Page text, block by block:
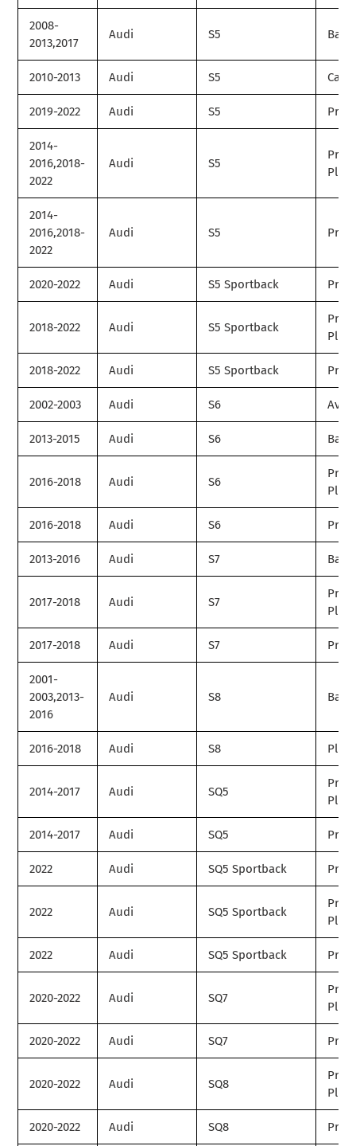
2008-
2013,2017
Audi S5 Base
2010-2013 Audi S5
2019-2022 Audi S5
2014-
2016,2018-
2022
Audi S5
Plus
2014-
2016,2018-
2022
Audi S5
2020-2022 Audi S5 Sportback
2018-2022 Audi S5 Sportback
Plus
2018-2022 Audi S5 Sportback
2002-2003 Audi S6
2013-2015 Audi S6 Base
2016-2018 Audi S6
Plus
2016-2018 Audi S6
2013-2016 Audi S7 Base
2017-2018 Audi S7
Plus
2017-2018 Audi S7
2001-
2003,2013-
2016
Audi S8 Base
2016-2018 Audi S8 Plus
2014-2017 Audi SQ5
Plus
2014-2017 Audi SQ5
2022 Audi SQ5 Sportback
2022 Audi SQ5 Sportback
Plus
2022 Audi SQ5 Sportback
2020-2022 Audi SQ7
Plus
2020-2022 Audi SQ7
2020-2022 Audi SQ8
Plus
2020-2022 Audi SQ8